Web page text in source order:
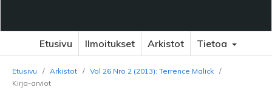
Etusivu Ilmoitukset Arkistot Tietoa
Etusivu / Arkistot / Vol 26 Nro 2 (2013): Terrence Malick /
Kirja-arviot